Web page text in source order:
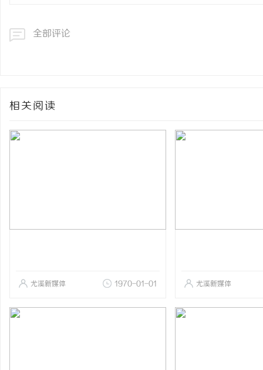
全部评论
相关阅读
尤溪新媒体 1970-01-01 尤溪新媒体